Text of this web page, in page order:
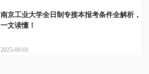
南京工业大学全日制专接本报考条件全解析，
一文读懂！
2025-09-01